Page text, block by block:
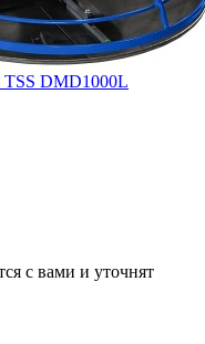
DMD1000L
с вами и уточнят